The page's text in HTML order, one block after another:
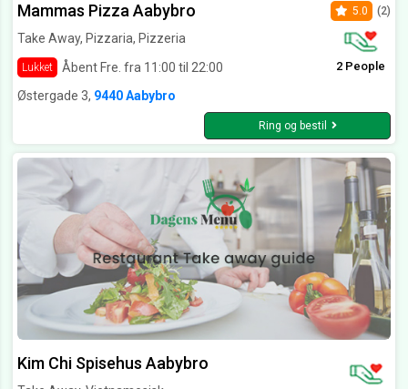
Mammas Pizza Aabybro
Take Away, Pizzaria, Pizzeria
Lukket Åbent Fre. fra 11:00 til 22:00
5.0 (2)
2 People
Østergade 3, 9440 Aabybro
Ring og bestil
Kim Chi Spisehus Aabybro